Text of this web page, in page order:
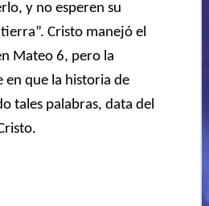
y no esperen su
Cristo manejó el
Mateo 6, pero la
en que la historia de
tales palabras, data del